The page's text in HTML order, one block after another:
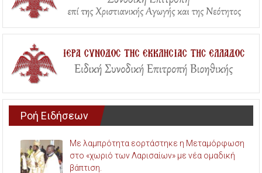
Ροή Ειδήσεων
Με λαμπρότητα εορτάστηκε η Μεταμόρφωση
στο «χωριό των Λαρισαίων» με νέα ομαδική
βάπτιση.